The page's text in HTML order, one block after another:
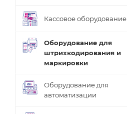
Кассовое оборудование
Оборудование для
штрихкодирования и
маркировки
Оборудование для
автоматизации